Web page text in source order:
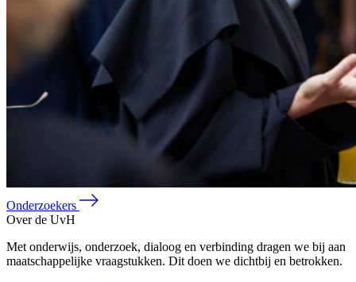
Onderzoekers
Over de UvH
Met onderwijs, onderzoek, dialoog en verbinding dragen we bij aan
maatschappelijke vraagstukken. Dit doen we dichtbij en betrokken.